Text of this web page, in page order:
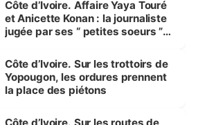
Côte d’Ivoire. Affaire Yaya Touré
et Anicette Konan : la journaliste
jugée par ses “ petites soeurs ”
Côte d’Ivoire. Sur les trottoirs de
Yopougon, les ordures prennent
la place des piétons